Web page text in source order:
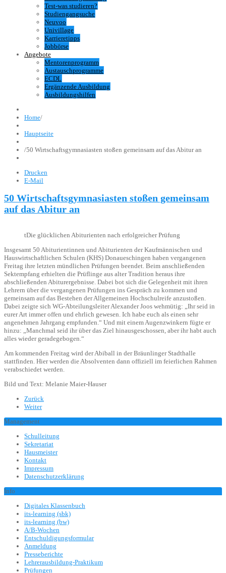
Test-was studieren?
Studiengangsuche
Neuvoo
Univillage
Karrieretipps
Jobbörse
Angebote
Mentorenprogramm
Austauschprogramme
ECDL
Ergänzende Ausbildung
Ausbildungshilfen
Home/
Hauptseite
/50 Wirtschaftsgymnasiasten stoßen gemeinsam auf das Abitur an
Drucken
E-Mail
50 Wirtschaftsgymnasiasten stoßen gemeinsam
auf das Abitur an
tDie glücklichen Abiturienten nach erfolgreicher Prüfung
Insgesamt 50 Abiturientinnen und Abiturienten der Kaufmännischen und
Hauswirtschaftlichen Schulen (KHS) Donaueschingen haben vergangenen
Freitag ihre letzten mündlichen Prüfungen beendet. Beim anschließenden
Sektempfang erhielten die Prüflinge aus alter Tradition heraus ihre
abschließenden Abiturergebnisse. Dabei bot sich die Gelegenheit mit ihren
Lehrern über die vergangenen Prüfungen ins Gespräch zu kommen und
gemeinsam auf das Bestehen der Allgemeinen Hochschulreife anzustoßen.
Dabei zeigte sich WG-Abteilungsleiter Alexander Joos wehmütig: „Ihr seid in
eurer Art immer offen und ehrlich gewesen. Ich habe euch als einen sehr
angenehmen Jahrgang empfunden.“ Und mit einem Augenzwinkern fügte er
hinzu: „Manchmal seid ihr über das Ziel hinausgeschossen, aber ihr habt auch
alles wieder geradegebogen.“
Am kommenden Freitag wird der Abiball in der Bräunlinger Stadthalle
stattfinden. Hier werden die Absolventen dann offiziell im feierlichen Rahmen
verabschiedet werden.
Bild und Text: Melanie Maier-Hauser
Zurück
Weiter
Management
Schulleitung
Sekretariat
Hausmeister
Kontakt
Impressum
Datenschutzerklärung
Info
Digitales Klassenbuch
its-learning (sbk)
its-learning (bw)
A/B-Wochen
Entschuldigungsformular
Anmeldung
Presseberichte
Lehrerausbildung-Praktikum
Prüfungen